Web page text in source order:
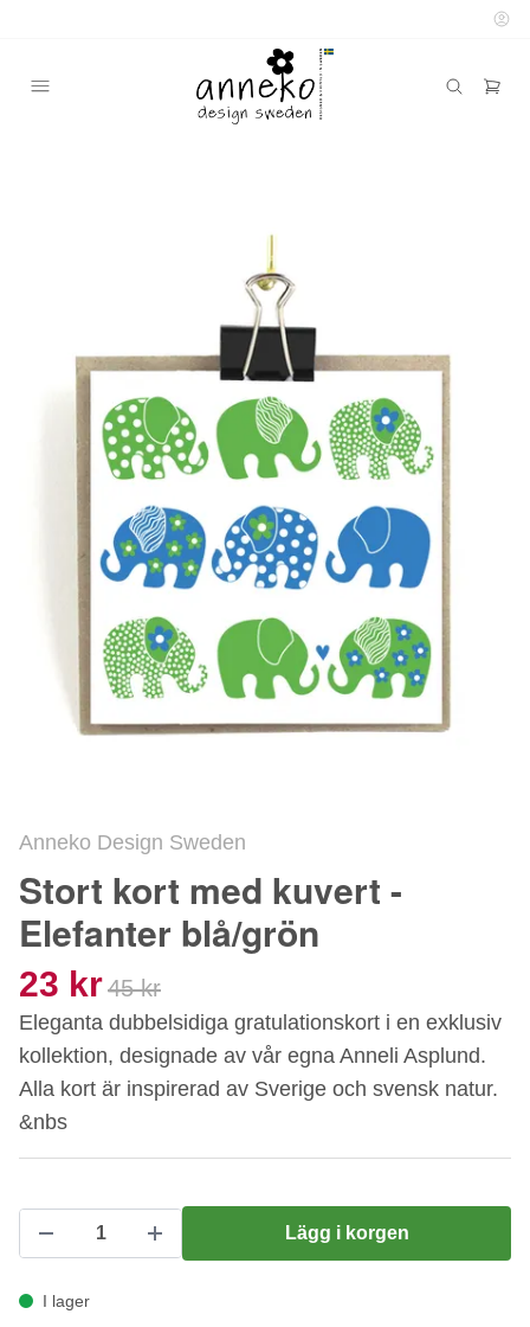
Anneko Design Sweden
Stort kort med kuvert -
Elefanter blå/grön
23 kr45 kr
Eleganta dubbelsidiga gratulationskort i en exklusiv
kollektion, designade av vår egna Anneli Asplund.
Alla kort är inspirerad av Sverige och svensk natur.
&nbs
Lägg i korgen
I lager